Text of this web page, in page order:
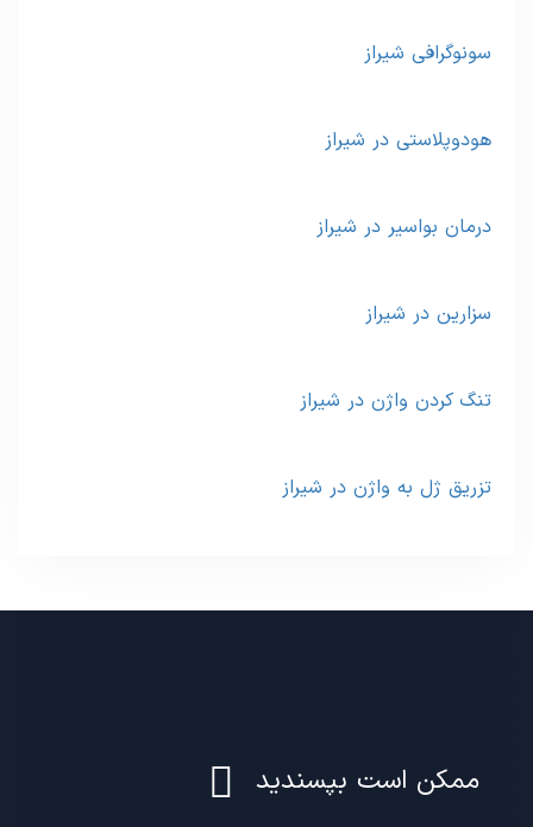
سونوگرافی شیراز
هودوپلاستی در شیراز
درمان بواسیر در شیراز
سزارین در شیراز
تنگ کردن واژن در شیراز
تزریق ژل به واژن در شیراز
ممکن است بپسندید